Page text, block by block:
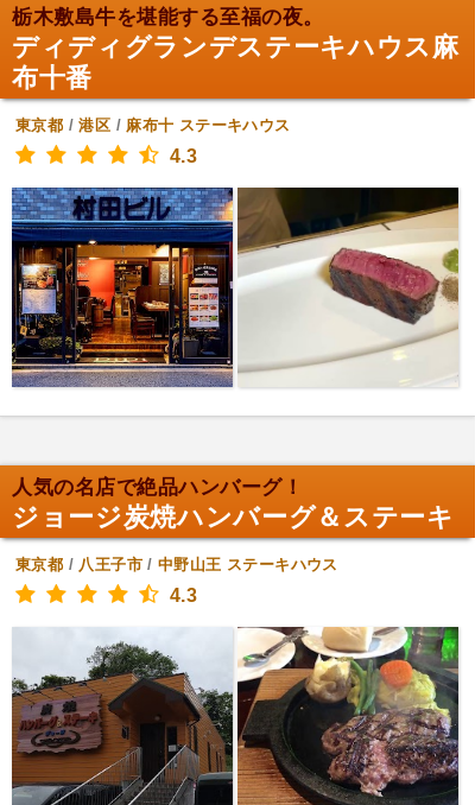
栃木敷島牛を堪能する至福の夜。
ディディグランデステーキハウス麻
布十番
東京都 /港区 / 麻布十 ステーキハウス
4.3
人気の名店で絶品ハンバーグ！
ジョージ炭焼ハンバーグ＆ステーキ
東京都 / 八王子市/中野山王 ステーキハウス
4.3